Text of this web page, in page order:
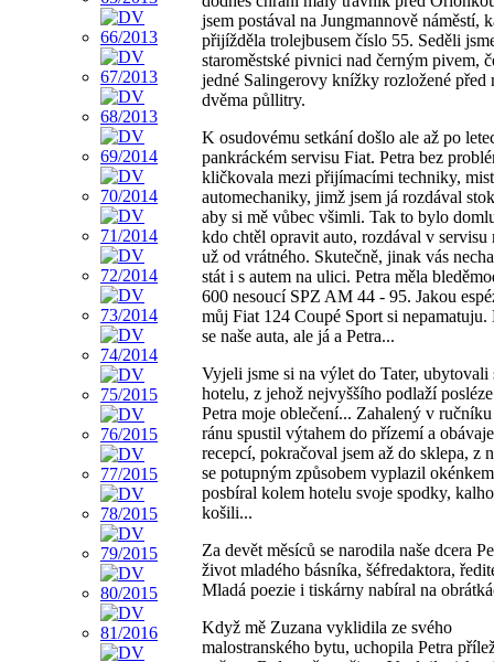
jsem postával na Jungmannově náměstí,
přijížděla trolejbusem číslo 55. Seděli
staroměstské pivnici nad černým pivem,
jedné Salingerovy knížky rozložené před
dvěma půllitry.
K osudovému setkání došlo ale až po
pankráckém servisu Fiat. Petra bez
kličkovala mezi přijímacími techniky,
automechaniky, jimž jsem já rozdával
aby si mě vůbec všimli. Tak to bylo
kdo chtěl opravit auto, rozdával v servisu
už od vrátného. Skutečně, jinak vás
stát i s autem na ulici. Petra měla
600 nesoucí SPZ AM 44 - 95. Jakou
můj Fiat 124 Coupé Sport si nepamatuju.
se naše auta, ale já a Petra...
Vyjeli jsme si na výlet do Tater, ubytovali
hotelu, z jehož nejvyššího podlaží
Petra moje oblečení... Zahalený v ručníku
ránu spustil výtahem do přízemí a
recepcí, pokračoval jsem až do sklepa, z
se potupným způsobem vyplazil
posbíral kolem hotelu svoje spodky,
košili...
Za devět měsíců se narodila naše dcera
život mladého básníka, šéfredaktora,
Mladá poezie i tiskárny nabíral na
Když mě Zuzana vyklidila ze svého
malostranského bytu, uchopila Petra